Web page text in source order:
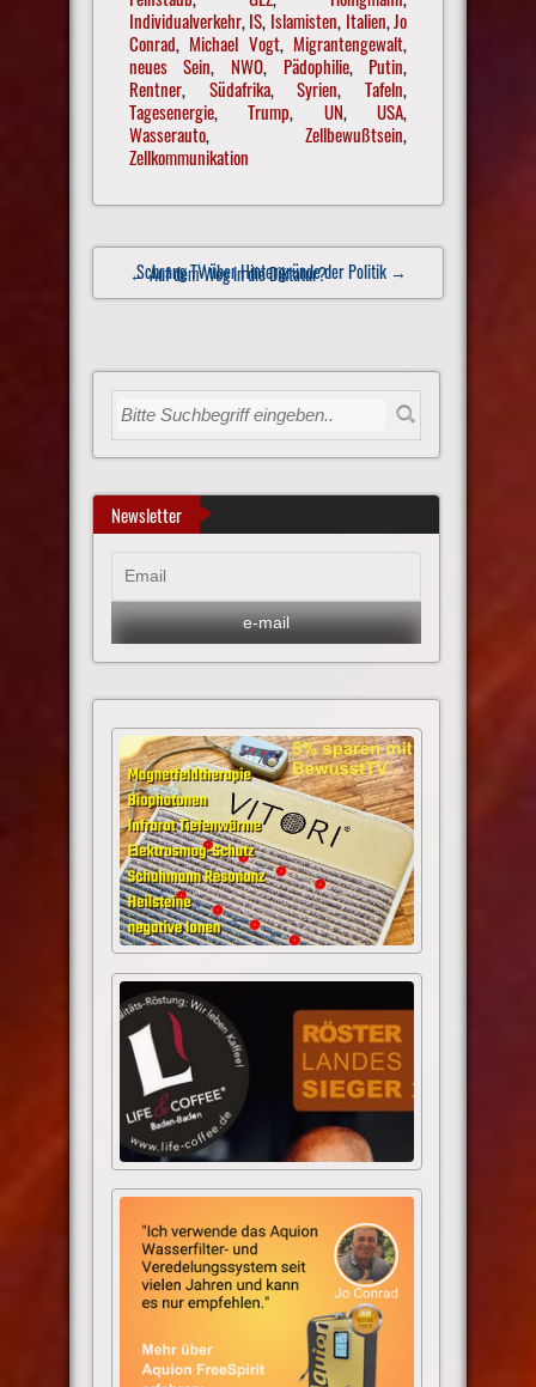
Individualverkehr,IS, Islamisten, Italien,Jo
Conrad, Michael Vogt, Migrantengewalt,
neues Sein, NWO, Pädophilie, Putin,
Rentner, Südafrika,Syrien,Tafeln,
Tagesenergie,Trump, UN,USA,
Wasserauto,Zellbewußtsein,
Zellkommunikation
Post
navigation
← Auf dem Weg in die Diktatur?
Schrang TV über Hintergründe der Politik →
Newsletter